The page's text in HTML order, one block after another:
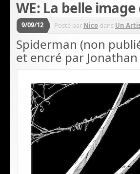
WE: La belle
9/09/12 Posté par Nico dans Un
Spiderman (non
et encré par